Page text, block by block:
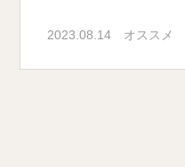
2023.08.14 オススメ